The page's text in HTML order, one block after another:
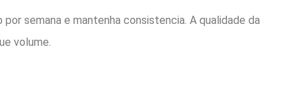
por semana e mantenha consistencia. A qualidade da
volume.